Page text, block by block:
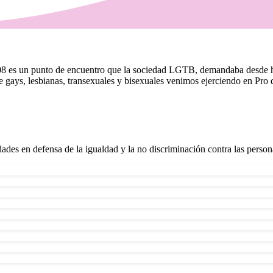
un punto de encuentro que la sociedad LGTB, demandaba
lesbianas, transexuales y bisexuales venimos ejerciendo en Pro
en defensa de la igualdad y la no discriminación contra las